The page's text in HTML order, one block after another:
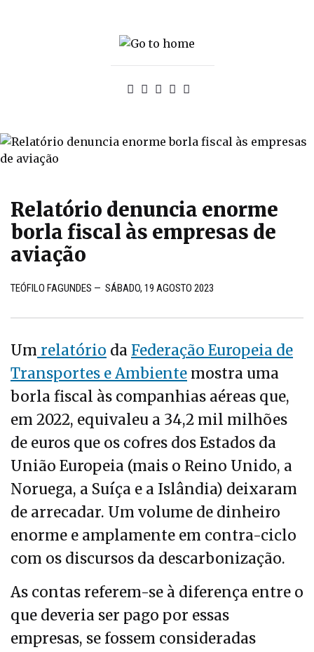
Relatório denuncia enorme
borla fiscal às empresas de
aviação
TEÓFILO FAGUNDES — SÁBADO, 19 AGOSTO 2023
Um relatório daFederação Europeia de
Transportes e Ambiente mostra uma
borla fiscal às companhias aéreas que,
em 2022, equivaleu a 34,2 mil milhões
de euros que os cofres dos Estados da
União Europeia (mais o Reino Unido, a
Noruega, a Suíça e a Islândia) deixaram
de arrecadar. Um volume de dinheiro
enorme e amplamente em contra-ciclo
com os discursos da descarbonização.
As contas referem-se à diferença entre o
que deveria ser pago por essas
empresas, se fossem consideradas